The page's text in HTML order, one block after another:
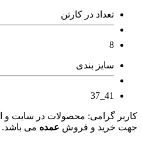
تعداد در کارتن
8
سایز بندی
41_37
کاربر گرامی: محصولات در سایت و
جهت خرید و فروش عمده می باشد.